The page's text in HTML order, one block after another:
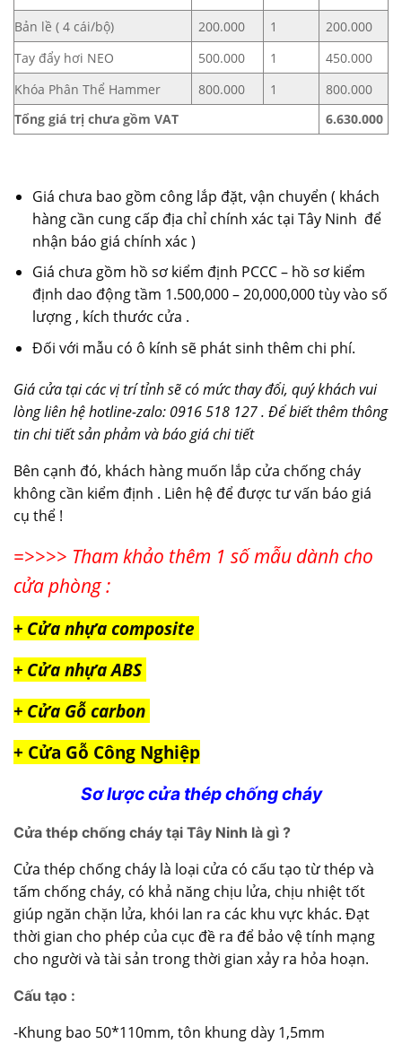
Bản lề ( 4 cái/bộ) 200.000 1
200.000
Tay đẩy hơi NEO
500.000 1
450.000
Khóa Phân Thể Hammer
800.000 1
800.000
Tổng giá trị chưa gồm VAT
6.630.000
Giá chưa bao gồm công lắp đặt, vận chuyển ( khách
hàng cần cung cấp địa chỉ chính xác tại Tây Ninh để
nhận báo giá chính xác )
Giá chưa gồm hồ sơ kiểm định PCCC – hồ sơ kiểm
định dao động tầm 1.500,000 – 20,000,000 tùy vào số
lượng , kích thước cửa .
Đối với mẫu có ô kính sẽ phát sinh thêm chi phí.
Giá cửa tại các vị trí tỉnh sẽ có mức thay đổi, quý khách vui
lòng liên hệ hotline-zalo: 0916 518 127 . Để biết thêm thông
tin chi tiết sản phảm và báo giá chi tiết
Bên cạnh đó, khách hàng muốn lắp cửa chống cháy
không cần kiểm định . Liên hệ để được tư vấn báo giá
cụ thể !
=>>>> Tham khảo thêm 1 số mẫu dành cho
cửa phòng :
+ Cửa nhựa composite
+ Cửa nhựa ABS
+ Cửa Gỗ carbon
+ Cửa Gỗ Công Nghiệp
Sơ lược cửa thép chống cháy
Cửa thép chống cháy tại Tây Ninh là gì ?
Cửa thép chống cháy là loại cửa có cấu tạo từ thép và
tấm chống cháy, có khả năng chịu lửa, chịu nhiệt tốt
giúp ngăn chặn lửa, khói lan ra các khu vực khác. Đạt
thời gian cho phép của cục đề ra để bảo vệ tính mạng
cho người và tài sản trong thời gian xảy ra hỏa hoạn.
Cấu tạo :
-Khung bao 50*110mm, tôn khung dày 1,5mm